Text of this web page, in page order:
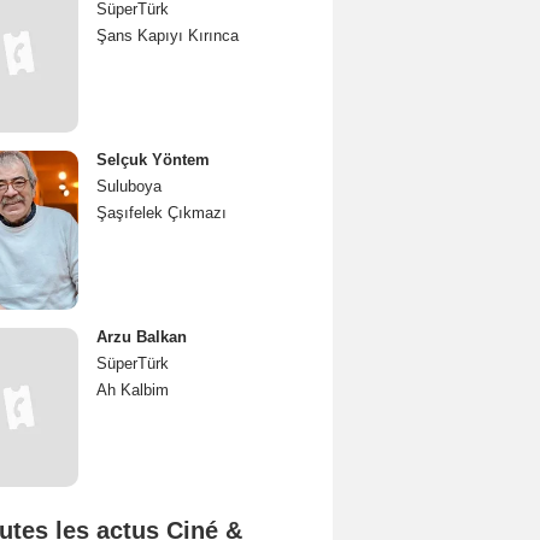
SüperTürk
Şans Kapıyı Kırınca
Selçuk Yöntem
Suluboya
Şaşıfelek Çıkmazı
Arzu Balkan
SüperTürk
Ah Kalbim
les actus Ciné &